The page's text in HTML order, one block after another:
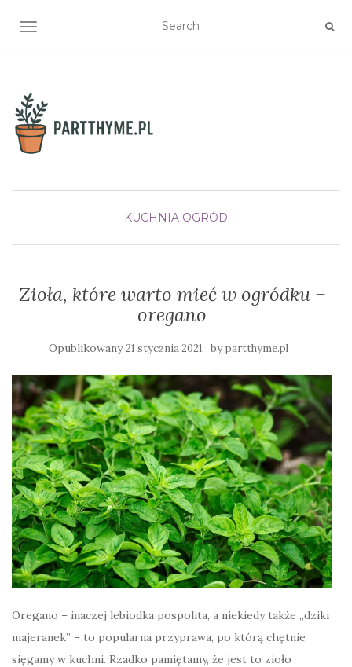
TOGGLE NAVIGATION
KUCHNIA OGRÓD
Zioła, które warto mieć w ogródku –
oregano
Opublikowany21 stycznia 2021 bypartthyme.pl
Oregano – inaczej lebiodka pospolita, a niekiedy także „dziki
majeranek” – to popularna przyprawa, po którą chętnie
sięgamy w kuchni. Rzadko pamiętamy, że jest to zioło